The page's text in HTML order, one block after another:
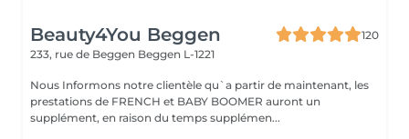
Beauty4You Beggen
120
233, rue de Beggen Beggen L-1221
Nous Informons notre clientèle qu`a partir de maintenant, les
prestations de FRENCH et BABY BOOMER auront un
supplément, en raison du temps supplémen...